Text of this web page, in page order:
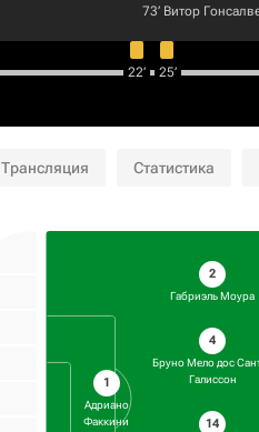
73‎’‎ Витор
22‎’‎ 25‎’‎
Трансляция Статистика
1
Адриано
Факкини
2
Габриэль Моура
4
Бруно Мело дос
Галиссон
14